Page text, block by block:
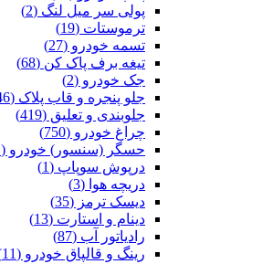
پولی سر میل لنگ (2)
ترموستات (19)
تسمه خودرو (27)
تیغه برف پاک کن (68)
جک خودرو (2)
جلو پنجره و قاب پلاک (46)
جلوبندی و تعلیق (419)
چراغ خودرو (750)
حسگر (سنسور) خودرو (31)
درپوش سوپاپ (1)
دریچه هوا (3)
دیسک ترمز (35)
دینام و استارت (13)
رادیاتور آب (87)
رینگ و قالپاق خودرو (11)